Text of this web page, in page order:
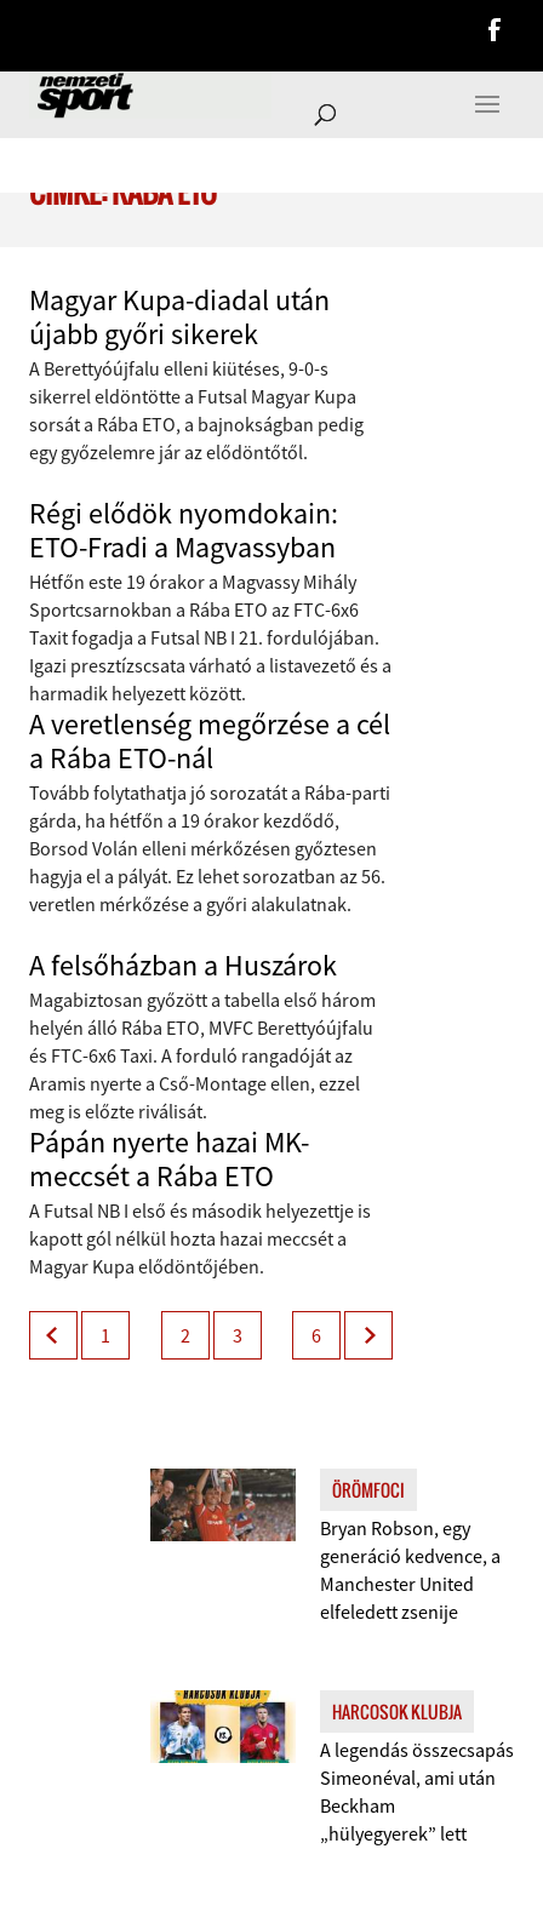
CÍMKE: RÁBA ETO
Magyar Kupa-diadal után
újabb győri sikerek
A Berettyóújfalu elleni kiütéses, 9-0-s
sikerrel eldöntötte a Futsal Magyar Kupa
sorsát a Rába ETO, a bajnokságban pedig
egy győzelemre jár az elődöntőtől.
Régi elődök nyomdokain:
ETO-Fradi a Magvassyban
Hétfőn este 19 órakor a Magvassy Mihály
Sportcsarnokban a Rába ETO az FTC-6x6
Taxit fogadja a Futsal NB I 21. fordulójában.
Igazi presztízscsata várható a listavezető és a
harmadik helyezett között.
A veretlenség megőrzése a cél
a Rába ETO-nál
Tovább folytathatja jó sorozatát a Rába-parti
gárda, ha hétfőn a 19 órakor kezdődő,
Borsod Volán elleni mérkőzésen győztesen
hagyja el a pályát. Ez lehet sorozatban az 56.
veretlen mérkőzése a győri alakulatnak.
A felsőházban a Huszárok
Magabiztosan győzött a tabella első három
helyén álló Rába ETO, MVFC Berettyóújfalu
és FTC-6x6 Taxi. A forduló rangadóját az
Aramis nyerte a Cső-Montage ellen, ezzel
meg is előzte riválisát.
Pápán nyerte hazai MK-
meccsét a Rába ETO
A Futsal NB I első és második helyezettje is
kapott gól nélkül hozta hazai meccsét a
Magyar Kupa elődöntőjében.
1 2 3 6
ÖRÖMFOCI
Bryan Robson, egy
generáció kedvence, a
Manchester United
elfeledett zsenije
HARCOSOK KLUBJA
A legendás összecsapás
Simeonéval, ami után
Beckham
„hülyegyerek” lett